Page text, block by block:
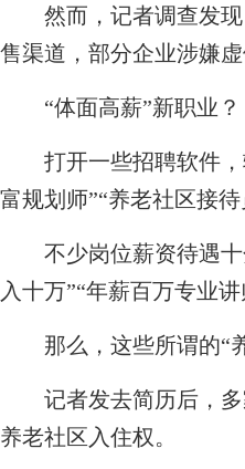
然而，记者调查发现
售渠道，部分企业涉嫌虚
“体面高薪”新职业？
打开一些招聘软件，
富规划师”“养老社区接
不少岗位薪资待遇十
入十万”“年薪百万专业
那么，这些所谓的“养
记者发去简历后，多
养老社区入住权。